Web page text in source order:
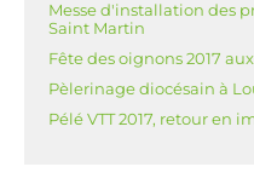
Messe d'installation des
Saint Martin
Fête des oignons 2017
Pèlerinage diocésain à
Pélé VTT 2017, retour en